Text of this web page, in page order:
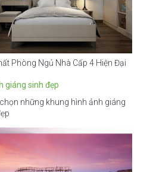
Phòng Ngủ Nhà Cấp 4 Hiện Đại
những khung hình ảnh giáng